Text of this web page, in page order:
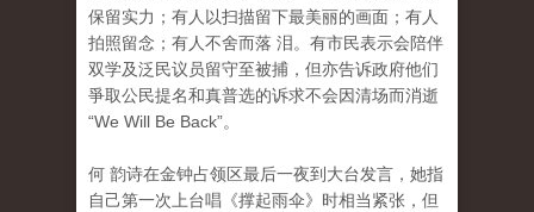
保留实力；有人以扫描留下最美丽的画面；有人
拍照留念；有人不舍而落 泪。有市民表示会陪伴
双学及泛民议员留守至被捕，但亦告诉政府他们
爭取公民提名和真普选的诉求不会因清场而消逝
“We Will Be Back”。
何 韵诗在金钟占领区最后一夜到大台发言，她指
自己第一次上台唱《撑起雨伞》时相当紧张，但